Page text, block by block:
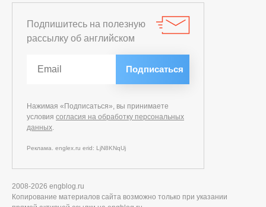
Подпишитесь на полезную
рассылку об английском
Нажимая «Подписаться», вы принимаете
условия согласия на обработку персональных
данных.
Реклама. englex.ru erid: LjN8KNqUj
2008-2026 engblog.ru
Копирование материалов сайта возможно только при указании